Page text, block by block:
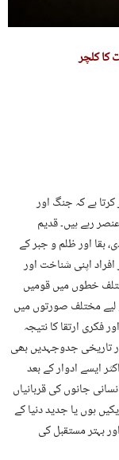
کا کلچر
ہے کہ جنگ اور
رہے ہیں۔ قدیم
بقا اور ظلم و جبر کے
اپنی شناخت اور
خطوں میں قومیں
لیے مختلف صورتوں میں
ارتقا کا نتیجہ
تاریخی جدوجہدیں بھی
ایسے ادوار کے بعد
جانوں کی قربانیاں
ہوں یا جدید دنیا کے
بہتر مستقبل کی